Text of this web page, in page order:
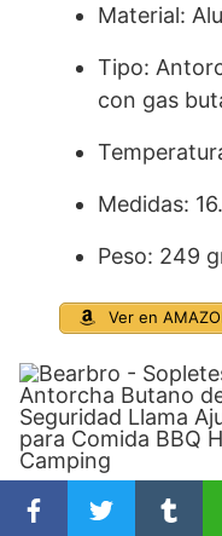
Material:
Tipo:
con gas
Medidas:
Peso: 249
Ver en